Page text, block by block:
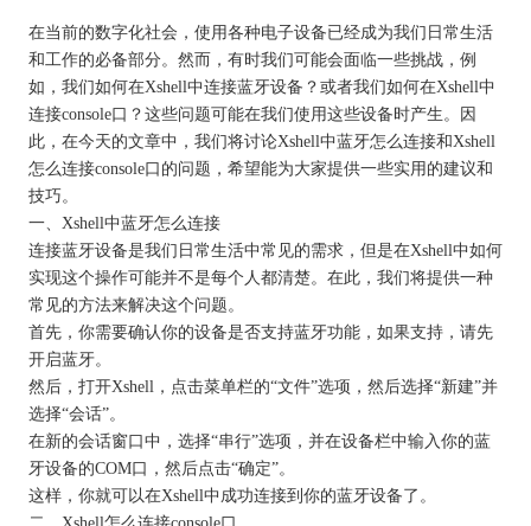
在当前的数字化社会，使用各种电子设备已经成为我们日常生活
和工作的必备部分。然而，有时我们可能会面临一些挑战，例
如，我们如何在Xshell中连接蓝牙设备？或者我们如何在Xshell中
连接console口？这些问题可能在我们使用这些设备时产生。因
此，在今天的文章中，我们将讨论Xshell中蓝牙怎么连接和Xshell
怎么连接console口的问题，希望能为大家提供一些实用的建议和
技巧。
一、Xshell中蓝牙怎么连接
连接蓝牙设备是我们日常生活中常见的需求，但是在Xshell中如何
实现这个操作可能并不是每个人都清楚。在此，我们将提供一种
常见的方法来解决这个问题。
首先，你需要确认你的设备是否支持蓝牙功能，如果支持，请先
开启蓝牙。
然后，打开Xshell，点击菜单栏的“文件”选项，然后选择“新建”并
选择“会话”。
在新的会话窗口中，选择“串行”选项，并在设备栏中输入你的蓝
牙设备的COM口，然后点击“确定”。
这样，你就可以在Xshell中成功连接到你的蓝牙设备了。